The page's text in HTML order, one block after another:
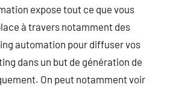
expose tout ce que vous
à travers notamment des
automation pour diffuser vos
dans un but de génération de
On peut notamment voir